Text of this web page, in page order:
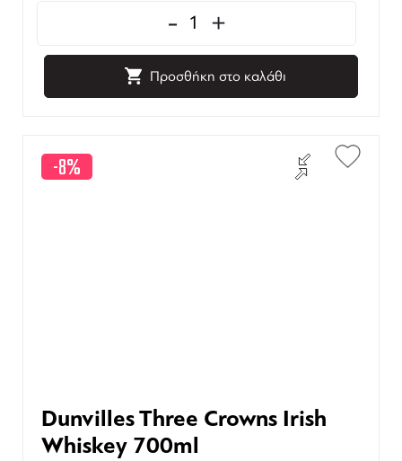
- +
Προσθήκη στο καλάθι
-8%
Dunvilles Three Crowns Irish
Whiskey 700ml